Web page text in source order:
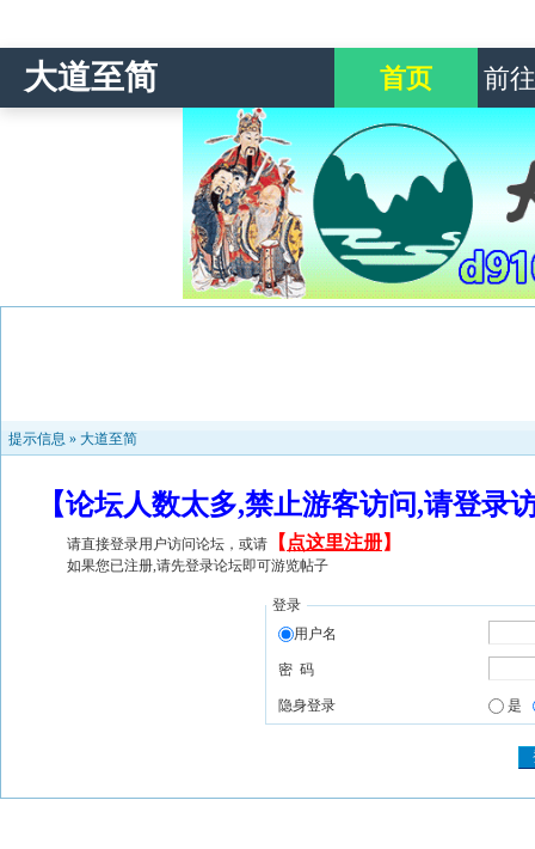
大道至简 首页 前
提示信息 » 大道至简
【论坛人数太多,禁止游客访问,请登
请直接登录用户访问论坛，或请 【 点这里注册】
如果您已注册,请先登录论坛即可游览帖子
登录
用户名
密 码
隐身登录 是